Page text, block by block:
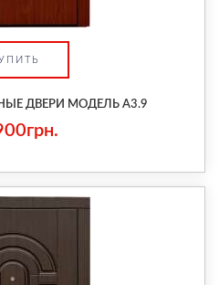
ДВЕРИ МОДЕЛЬ А3.9